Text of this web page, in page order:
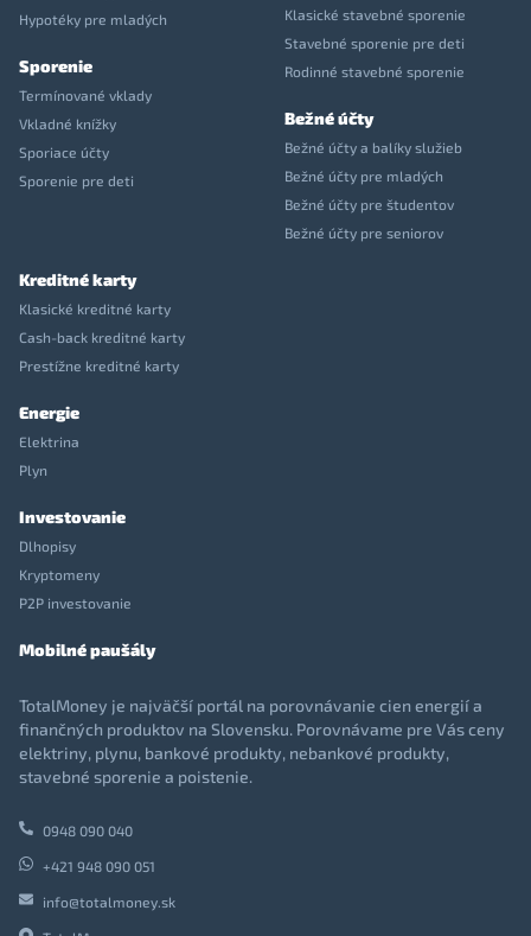
Hypotéky pre mladých
Sporenie
Termínované vklady
Vkladné knížky
Sporiace účty
Sporenie pre deti
Klasické stavebné sporenie
Stavebné sporenie pre deti
Rodinné stavebné sporenie
Bežné účty
Bežné účty a balíky služieb
Bežné účty pre mladých
Bežné účty pre študentov
Bežné účty pre seniorov
Kreditné karty
Klasické kreditné karty
Cash-back kreditné karty
Prestížne kreditné karty
Energie
Elektrina
Plyn
Investovanie
Dlhopisy
Kryptomeny
P2P investovanie
Mobilné paušály
TotalMoney je najväčší portál na porovnávanie cien energií a
finančných produktov na Slovensku. Porovnávame pre Vás ceny
elektriny, plynu, bankové produkty, nebankové produkty,
stavebné sporenie a poistenie.
0948 090 040
+421 948 090 051
info@totalmoney.sk